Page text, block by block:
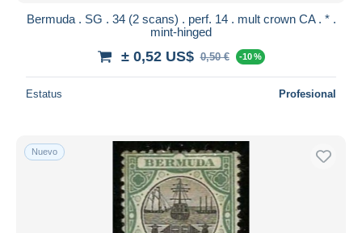
Bermuda . SG . 34 (2 scans) . perf. 14 . mult crown CA . * .
mint-hinged
± 0,52 US$ 0,50 € -10 %
Estatus Profesional
Nuevo